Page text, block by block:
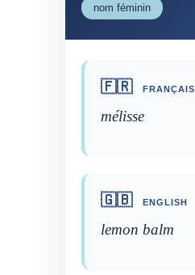
nom féminin
🇫🇷 FRANÇAIS
mélisse
🇬🇧 ENGLISH
lemon balm